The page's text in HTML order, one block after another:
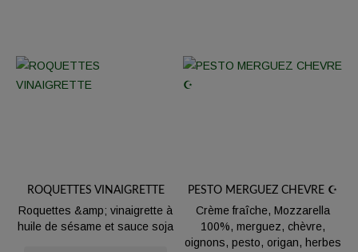
ROQUETTES VINAIGRETTE
Roquettes &amp; vinaigrette à
huile de sésame et sauce soja
PESTO MERGUEZ CHEVRE ☪️
Crème fraîche, Mozzarella
100%, merguez, chèvre,
oignons, pesto, origan, herbes